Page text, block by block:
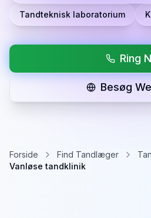
Tandteknisk laboratorium
Ring
Besøg
Forside Find Tandlæger
Vanløse tandklinik